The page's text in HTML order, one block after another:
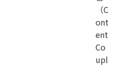
（C
ont
ent
Co
upl